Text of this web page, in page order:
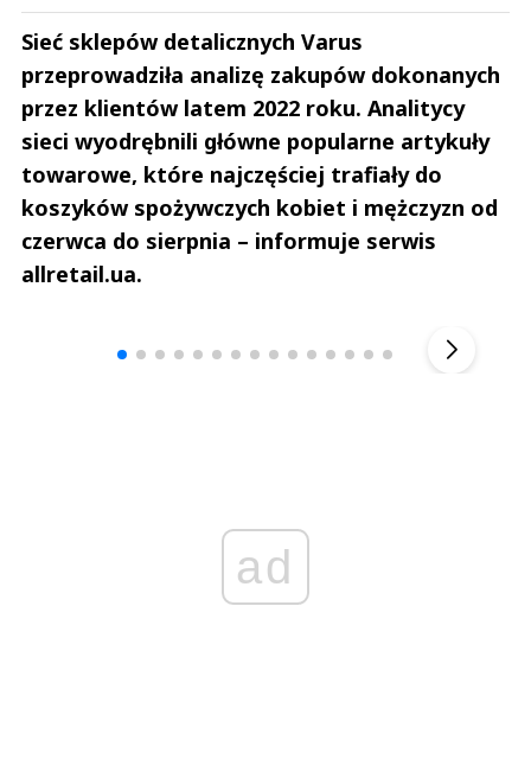
Sieć sklepów detalicznych Varus
przeprowadziła analizę zakupów dokonanych
przez klientów latem 2022 roku. Analitycy
sieci wyodrębnili główne popularne artykuły
towarowe, które najczęściej trafiały do
koszyków spożywczych kobiet i mężczyzn od
czerwca do sierpnia – informuje serwis
allretail.ua.
ad